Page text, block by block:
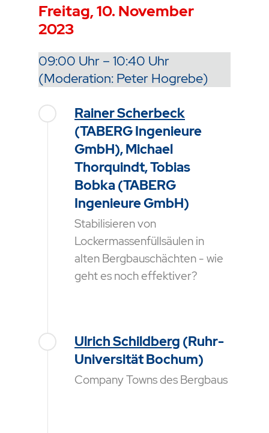
Freitag, 10. November
2023
09:00 Uhr – 10:40 Uhr
(Moderation: Peter Hogrebe)
Rainer Scherbeck
(TABERG Ingenieure
GmbH), Michael
Thorquindt, Tobias
Bobka (TABERG
Ingenieure GmbH)
Stabilisieren von
Lockermassenfüllsäulen in
alten Bergbauschächten - wie
geht es noch effektiver?
Ulrich Schildberg (Ruhr-
Universität Bochum)
Company Towns des Bergbaus